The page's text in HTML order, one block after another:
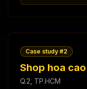
Case study #2
Shop hoa
Q.2, TP.HCM